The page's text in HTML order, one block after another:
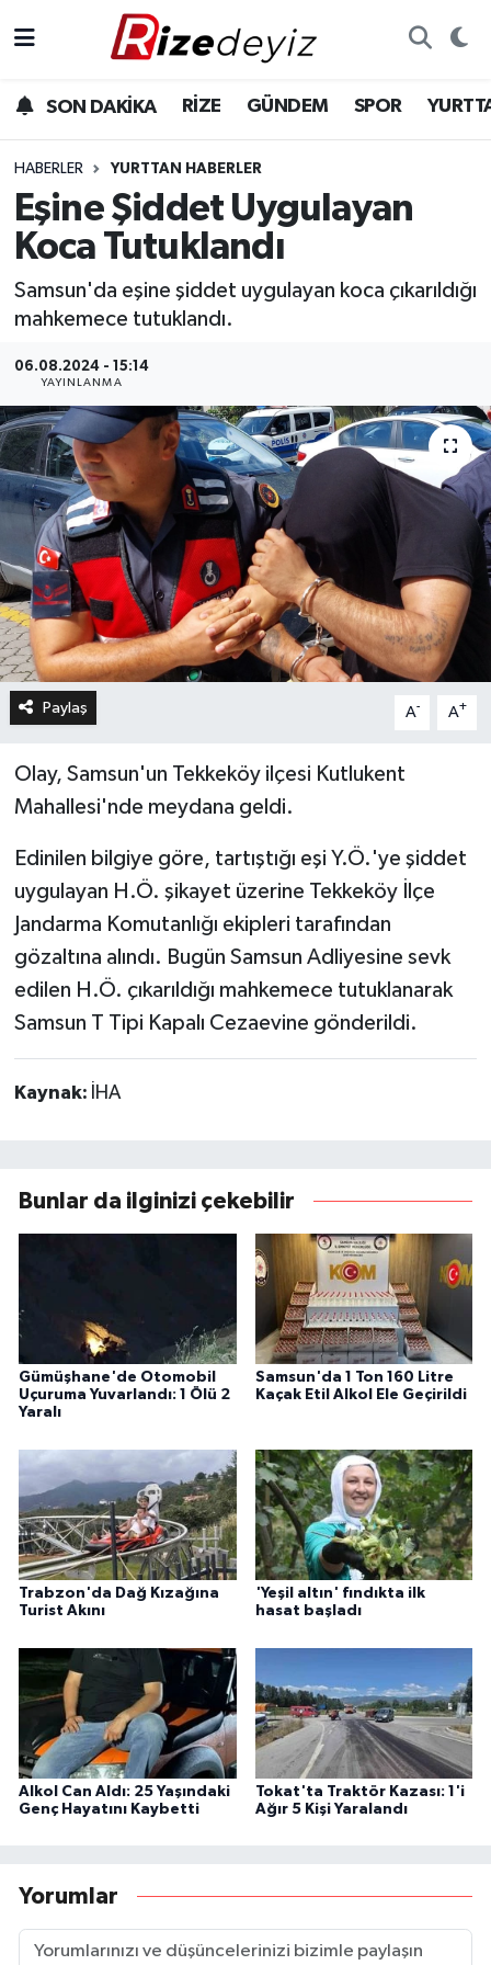
SON DAKİKA RİZE GÜNDEM SPOR
HABERLER YURTTAN HABERLER
Eşine Şiddet Uygulayan
Koca Tutuklandı
Samsun'da eşine şiddet uygulayan koca çıkarıldığı
mahkemece tutuklandı.
06.08.2024 - 15:14
YAYINLANMA
Paylaş A- A+
Olay, Samsun'un Tekkeköy ilçesi Kutlukent
Mahallesi'nde meydana geldi.
Edinilen bilgiye göre, tartıştığı eşi Y.Ö.'ye şiddet
uygulayan H.Ö. şikayet üzerine Tekkeköy İlçe
Jandarma Komutanlığı ekipleri tarafından
gözaltına alındı. Bugün Samsun Adliyesine sevk
edilen H.Ö. çıkarıldığı mahkemece tutuklanarak
Samsun T Tipi Kapalı Cezaevine gönderildi.
Kaynak: İHA
Bunlar da ilginizi çekebilir
Gümüşhane'de Otomobil
Uçuruma Yuvarlandı: 1 Ölü 2
Yaralı
Samsun'da 1 Ton 160 Litre
Kaçak Etil Alkol Ele Geçirildi
Trabzon'da Dağ Kızağına
Turist Akını
'Yeşil altın' fındıkta ilk
hasat başladı
Alkol Can Aldı: 25 Yaşındaki
Genç Hayatını Kaybetti
Tokat'ta Traktör Kazası: 1'i
Ağır 5 Kişi Yaralandı
Yorumlar
Gündem
Yurttan Haberler
Ekonomi
Teknoloji
Sağlık
Rize Hava Durumu
Rize Trafik Yoğunluk Haritası
Süper Lig Puan Durumu ve Fikstür
Tüm Manşetler
Son Dakika Haberleri
Haber Arşivi